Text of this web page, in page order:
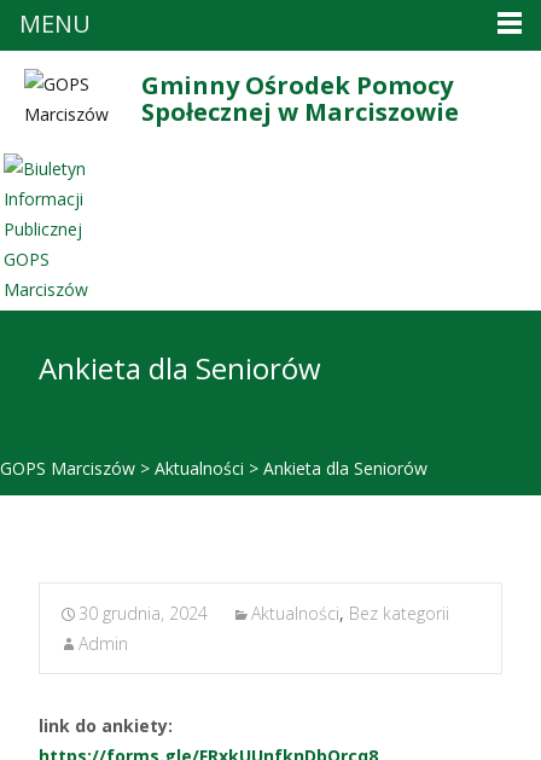
Gminny Ośrodek Pomocy
Społecznej w Marciszowie
Ankieta dla Seniorów
GOPS Marciszów > Aktualności > Ankieta dla Seniorów
30 grudnia, 2024 Aktualności, Bez kategorii
Admin
link do ankiety:
MENU